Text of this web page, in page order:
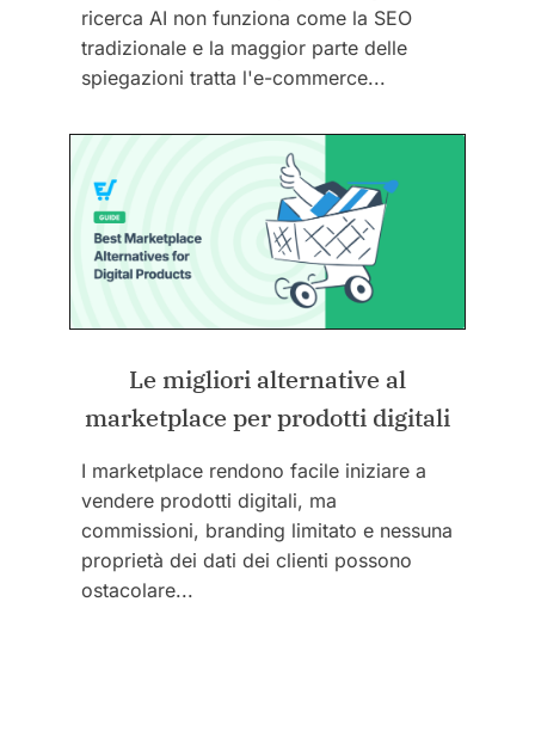
ricerca AI non funziona come la SEO
tradizionale e la maggior parte delle
spiegazioni tratta l'e-commerce...
Le migliori alternative al
marketplace per prodotti digitali
I marketplace rendono facile iniziare a
vendere prodotti digitali, ma
commissioni, branding limitato e nessuna
proprietà dei dati dei clienti possono
ostacolare...